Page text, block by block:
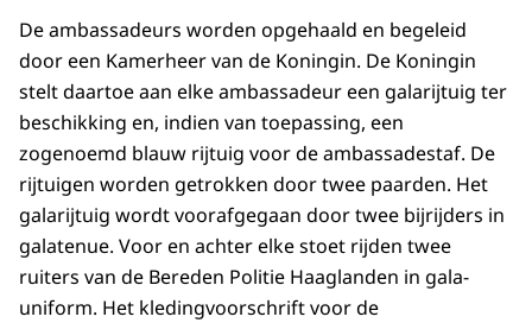
De ambassadeurs worden opgehaald en begeleid
door een Kamerheer van de Koningin. De Koningin
stelt daartoe aan elke ambassadeur een galarijtuig ter
beschikking en, indien van toepassing, een
zogenoemd blauw rijtuig voor de ambassadestaf. De
rijtuigen worden getrokken door twee paarden. Het
galarijtuig wordt voorafgegaan door twee bijrijders in
galatenue. Voor en achter elke stoet rijden twee
ruiters van de Bereden Politie Haaglanden in gala-
uniform. Het kledingvoorschrift voor de